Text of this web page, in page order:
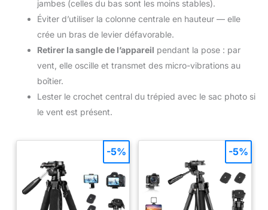
jambes (celles du bas sont les moins stables).
Éviter d’utiliser la colonne centrale en hauteur — elle
crée un bras de levier défavorable.
Retirer la sangle de l’appareil pendant la pose : par
vent, elle oscille et transmet des micro-vibrations au
boîtier.
Lester le crochet central du trépied avec le sac photo si
le vent est présent.
-5% -5%